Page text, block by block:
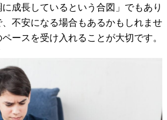
成長しているという合図」でもあり
不安になる場合もあるかもしれませ
ースを受け入れることが大切です。